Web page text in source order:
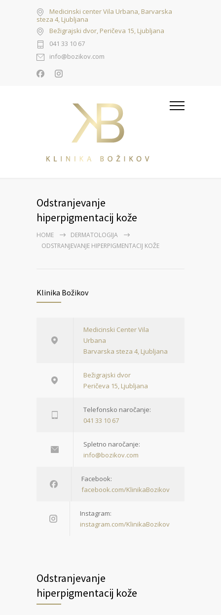
Medicinski center Vila Urbana, Barvarska
steza 4, Ljubljana
Bežigrajski dvor, Peričeva 15, Ljubljana
041 33 10 67
info@bozikov.com
Odstranjevanje
hiperpigmentacij kože
HOME
DERMATOLOGIJA
ODSTRANJEVANJE HIPERPIGMENTACIJ KOŽE
Klinika Božikov
Medicinski Center Vila
Urbana
Barvarska steza 4, Ljubljana
Bežigrajski dvor
Peričeva 15, Ljubljana
Telefonsko naročanje:
041 33 10 67
Spletno naročanje:
info@bozikov.com
Facebook:
facebook.com/KlinikaBozikov
Instagram:
instagram.com/KlinikaBozikov
Odstranjevanje
hiperpigmentacij kože